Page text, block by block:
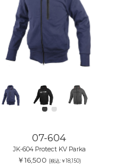
07-604
JK-604 Protect KV Parka
￥16,500 (税込:￥18,150)